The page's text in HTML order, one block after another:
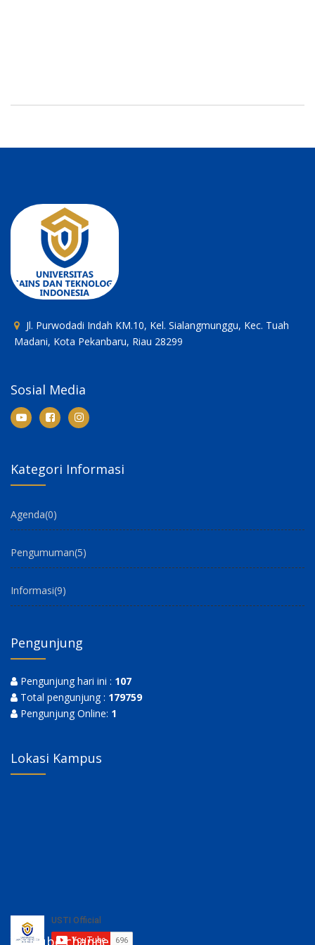
Jl. Purwodadi Indah KM.10, Kel. Sialangmunggu, Kec. Tuah
Madani, Kota Pekanbaru, Riau 28299
Sosial Media
Kategori Informasi
Agenda(0)
Pengumuman(5)
Informasi(9)
Pengunjung
Pengunjung hari ini : 107
Total pengunjung : 179759
Pengunjung Online: 1
Lokasi Kampus
Youtube channel